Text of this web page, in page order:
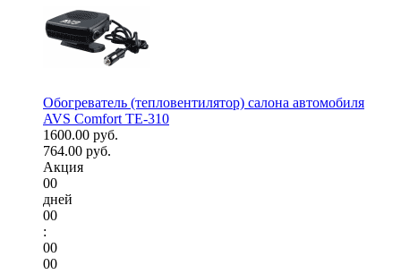
Обогреватель (тепловентилятор) салона автомобиля
AVS Comfort TE-310
1600.00 руб.
764.00 руб.
Акция
00
дней
00
:
00
00